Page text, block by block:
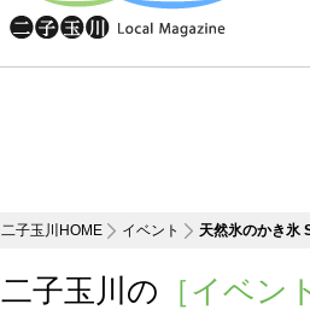
二子玉川HOME イベント 天然氷のかき氷
二子玉川の ［イベン